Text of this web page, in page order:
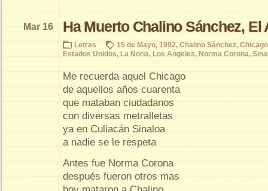
Ha Muerto Chalino Sánchez, El
Mar 16
Letras 15 de Mayo, 1992, Chalino Sánchez, Chicago
Estados Unidos, La Noria, Los Angeles, Norma Corona,
Me recuerda aquel Chicago
de aquellos años cuarenta
que mataban ciudadanos
con diversas metralletas
ya en Culiacán Sinaloa
a nadie se le respeta
Antes fue Norma Corona
después fueron otros mas